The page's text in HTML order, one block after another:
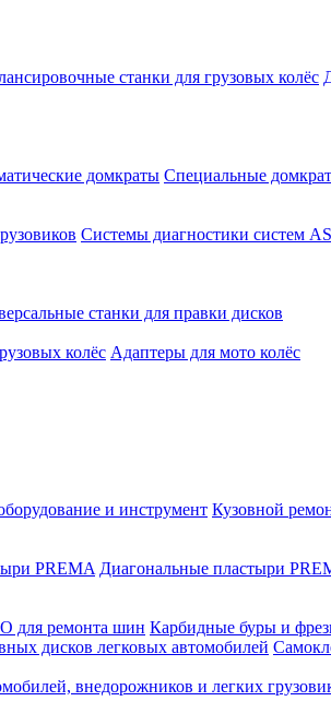
станки для грузовых колёс
домкраты Специальные
Системы диагностики систем
станки для правки дисков
колёс Адаптеры для мото колёс
и инструмент Кузовной
PREMA Диагональные пластыри
для ремонта шин Карбидные буры и
дисков легковых автомобилей
внедорожников и легких